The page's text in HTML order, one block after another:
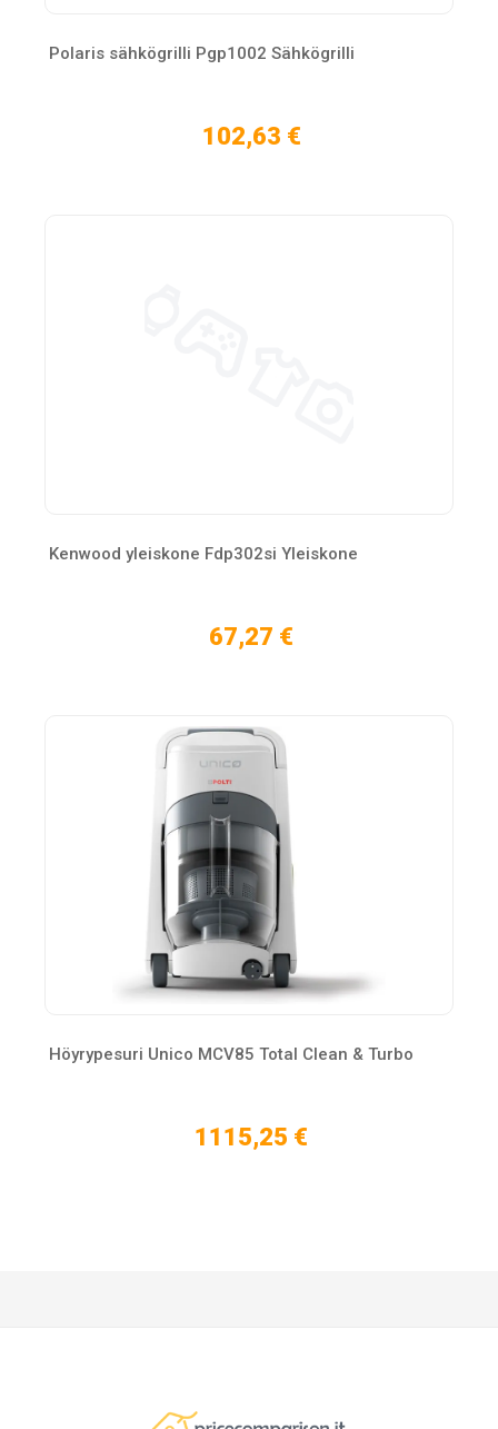
Polaris sähkögrilli Pgp1002 Sähkögrilli
102,63 €
Kenwood yleiskone Fdp302si Yleiskone
67,27 €
Höyrypesuri Unico MCV85 Total Clean & Turbo
1115,25 €